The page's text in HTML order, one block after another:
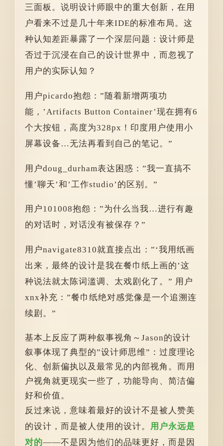
三面板。说明设计师眼中的重大创新，在用
户看来不过是几十年来IDE的标准布局。这
种认知差距暴露了一个深层问题：设计师是
否过于沉浸在自己的设计世界中，而忽视了
用户的实际认知？
用户picardo抱怨：”随着新增两项功
能，’Artifacts Button Container’现在拥有6
个大按钮，高度为328px！印度用户使用小
屏幕设备…无法再看到自己的笔记。”
用户doug_durham表达困惑：”我一直搞不
懂’聊天’和’工作studio’的区别。”
用户101008抱怨：”为什么当我…进行有趣
的对话时，对话没有被保存？”
用户navigate8310就直接点出：”‘我用纸画
出来，最终的设计是我在餐巾纸上画的’这
种说法就太陈词滥调、太戏剧化了。” 用户
xnx补充：”餐巾纸绝对感觉像是一个追溯连
续剧。”
基本上反应了两种叙事视角～ Jason的设计
叙事体现了典型的”设计师思维”： 过度理论
化、 创新偏执以及最常见的内部视角。而用
户视角就更现实一些了， 功能导向、 简洁偏
好和价值。
反过来说，意味着最好的设计不是被人赞美
的设计，而是被人使用的设计。 用户永远是
对的——不是因为他们的品味更好，而是因